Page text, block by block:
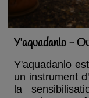
Y'aquadanlo -
Y'aquadanlo
un instrument
la